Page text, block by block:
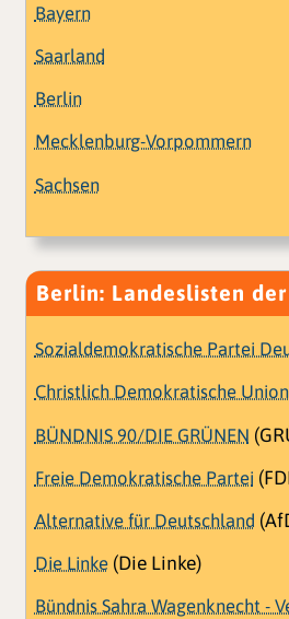
Bayern
Saarland
Berlin
Mecklenburg-Vorpommern
Sachsen
Berlin: Landeslisten
Sozialdemokratische Partei
Christlich Demokratische
BÜNDNIS 90/DIE GRÜNEN
Freie Demokratische Partei
Alternative für Deutschland
Die Linke(Die Linke)
Bündnis Sahra Wagenknecht -